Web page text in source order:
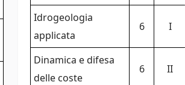
Idrogeologia
applicata
6 I
Dinamica e difesa
delle coste
6 II